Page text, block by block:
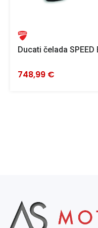
Ducati čelada SPEED
748,99 €